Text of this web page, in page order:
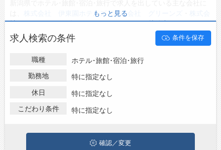
転職支援サービスについて
転職ノウハウ(応募書類の書き方・面接対策など)
ジョブズゴーについて
会社概要
株式会社 伊東園ホテルズ ・ 株式会社 グリーンズ
社エンゼルホテルズ エンゼルグランディア越後中里などがあ
り、ご希望の条件に合った求人を探すことできます。
新潟県の地域密着型の求人サイトであるジョブズゴーでは新潟県
の求人情報を118件取り扱っており、そのうち
派遣社員の求人は0件、アルバイト・パートの求人
第二新卒から50代・60代以上の方の再就職も可能です。 新潟県
でホテル･旅館･宿泊･旅行の求人・転職情報を探している方は、
ぜひ興味のある職種に応募してみてくださいね。
もっと見る
求人検索の条件 条件を保存
職種
ホテル･旅館･宿泊･旅行
勤務地
特に指定なし
休日
特に指定なし
こだわり条件
特に指定なし
確認／変更